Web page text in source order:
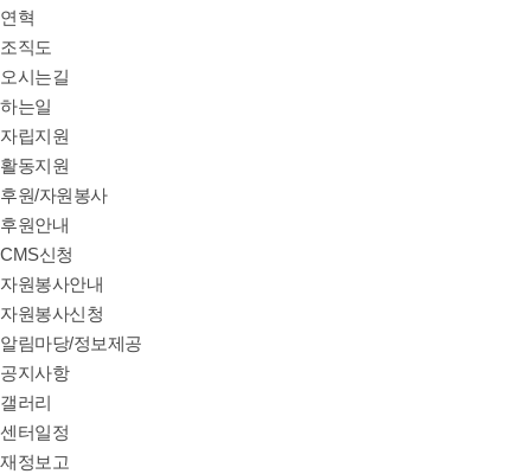
연혁
조직도
오시는길
하는일
자립지원
활동지원
후원/자원봉사
후원안내
CMS신청
자원봉사안내
자원봉사신청
알림마당/정보제공
공지사항
갤러리
센터일정
재정보고